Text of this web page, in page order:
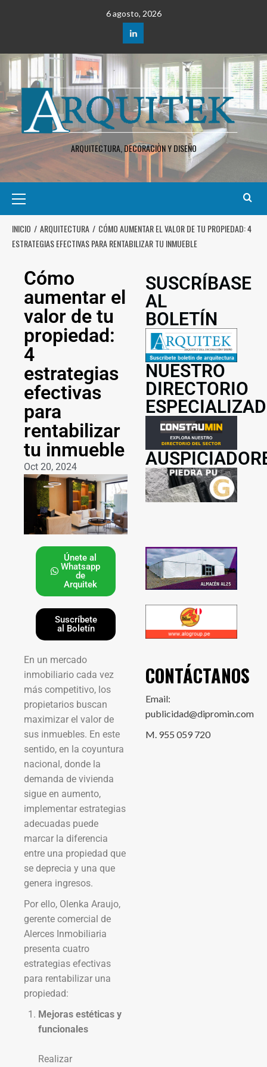
6 agosto, 2026
ARQUITECTURA, DECORACIÒN Y DISEÑO
INICIO ARQUITECTURA
CÓMO AUMENTAR EL VALOR DE TU PROPIEDAD: 4
ESTRATEGIAS EFECTIVAS PARA RENTABILIZAR TU INMUEBLE
Cómo
aumentar el
valor de tu
propiedad:
4
estrategias
efectivas
para
rentabilizar
tu inmueble
Oct 20, 2024
Únete al
Whatsapp
de
Arquitek
Suscríbete
al Boletín
En un mercado
inmobiliario cada vez
más competitivo, los
propietarios buscan
maximizar el valor de
sus inmuebles. En este
sentido, en la coyuntura
nacional, donde la
demanda de vivienda
sigue en aumento,
implementar estrategias
adecuadas puede
marcar la diferencia
entre una propiedad que
se deprecia y una que
genera ingresos.
Por ello, Olenka Araujo,
gerente comercial de
Alerces Inmobiliaria
presenta cuatro
estrategias efectivas
para rentabilizar una
propiedad:
Mejoras estéticas y
funcionales
Realizar
SUSCRÍBASE
AL
BOLETÍN
NUESTRO
DIRECTORIO
CONTÁCTANOS
Email:
publicidad@dipromin.com
M. 955 059 720